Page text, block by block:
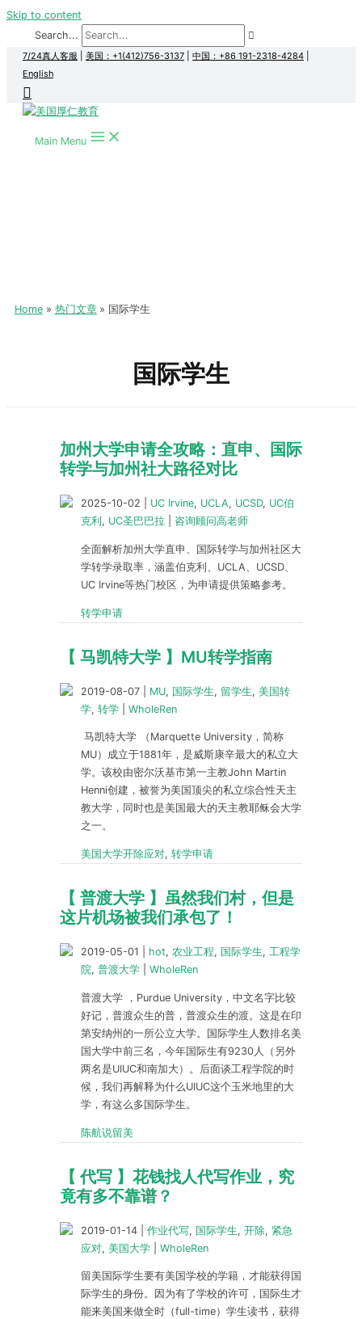
Skip to content
Search...
7/24真人客服 美国：+1(412)756-3137 中国：+86 191-2318-4284
English
Main Menu
Home 热门文章 国际学生
国际学生
加州大学申请全攻略：直申、国际
转学与加州社大路径对比
2025-10-02 UC Irvine, UCLA, UCSD, UC伯
克利 , UC圣巴巴拉 咨询顾问高老师
全面解析加州大学直申、国际转学与加州社区大
学转学录取率，涵盖伯克利、UCLA、UCSD、
UC Irvine等热门校区，为申请提供策略参考。
转学申请
【 马凯特大学 】MU转学指南
2019-08-07 MU, 国际学生, 留学生, 美国转
学, 转学 WholeRen
马凯特大学 （Marquette University，简称
MU）成立于1881年，是威斯康辛最大的私立大
学。该校由密尔沃基市第一主教John Martin
Henni创建，被誉为美国顶尖的私立综合性天主
教大学，同时也是美国最大的天主教耶稣会大学
之一。
美国大学开除应对, 转学申请
【 普渡大学 】虽然我们村，但是
这片机场被我们承包了！
2019-05-01 hot, 农业工程, 国际学生, 工程学
院, 普渡大学 WholeRen
普渡大学 ，Purdue University，中文名字比较
好记，普渡众生的普，普渡众生的渡。这是在印
第安纳州的一所公立大学。国际学生人数排名美
国大学中前三名，今年国际生有9230人（另外
两名是UIUC和南加大）。后面谈工程学院的时
候，我们再解释为什么UIUC这个玉米地里的大
学，有这么多国际学生。
陈航说留美
【 代写 】花钱找人代写作业，究
竟有多不靠谱？
2019-01-14 作业代写, 国际学生, 开除, 紧急
应对, 美国大学 WholeRen
留美国际学生要有美国学校的学籍，才能获得国
际学生的身份。因为有了学校的许可，国际生才
能来美国来做全时（full-time）学生读书，获得